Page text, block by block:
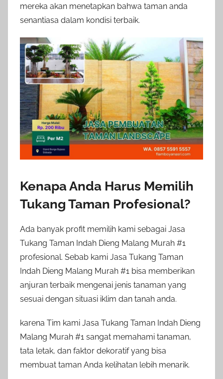
mereka akan menetapkan bahwa taman anda
senantiasa dalam kondisi terbaik.
Kenapa Anda Harus Memilih
Tukang Taman Profesional?
Ada banyak profit memilih kami sebagai Jasa
Tukang Taman Indah Dieng Malang Murah #1
profesional. Sebab kami Jasa Tukang Taman
Indah Dieng Malang Murah #1 bisa memberikan
anjuran terbaik mengenai jenis tanaman yang
sesuai dengan situasi iklim dan tanah anda.
karena Tim kami Jasa Tukang Taman Indah Dieng
Malang Murah #1 sangat memahami tanaman,
tata letak, dan faktor dekoratif yang bisa
membuat taman Anda kelihatan lebih menarik.